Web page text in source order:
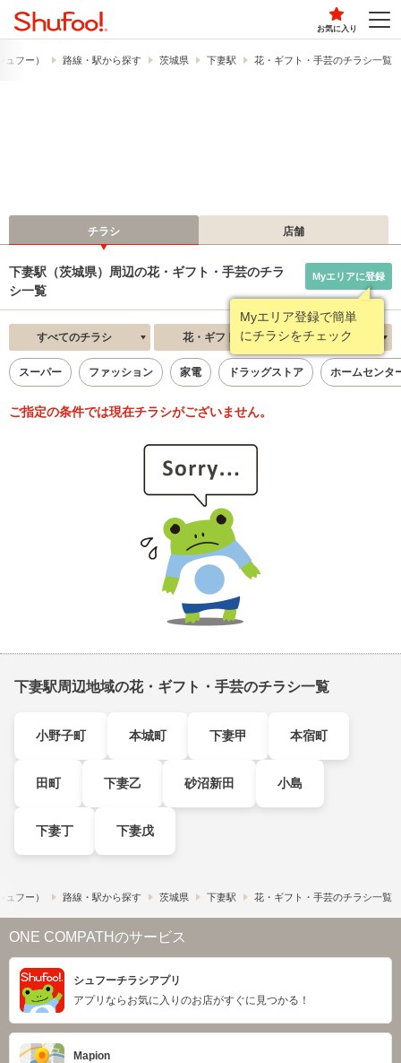
お気に入り
フー） 路線・駅から探す 茨城県 下妻駅 花・ギフト・手芸のチラシ一覧
チラシ 店舗
下妻駅（茨城県）周辺の花・ギフト・手芸のチラ
シ一覧
Myエリア登録で簡単
にチラシをチェック
Myエリアに登録
すべてのチラシ 花・ギフト・手芸 新着順
スーパー ファッション 家電 ドラッグストア ホームセンタ
ご指定の条件では現在チラシがございません。
下妻駅周辺地域の花・ギフト・手芸のチラシ一覧
小野子町 本城町 下妻甲 本宿町
田町 下妻乙 砂沼新田 小島
下妻丁 下妻戊
フー） 路線・駅から探す 茨城県 下妻駅 花・ギフト・手芸のチラシ一覧
ONE COMPATHのサービス
シュフーチラシアプリ
アプリならお気に入りのお店がすぐに見つかる！
Mapion